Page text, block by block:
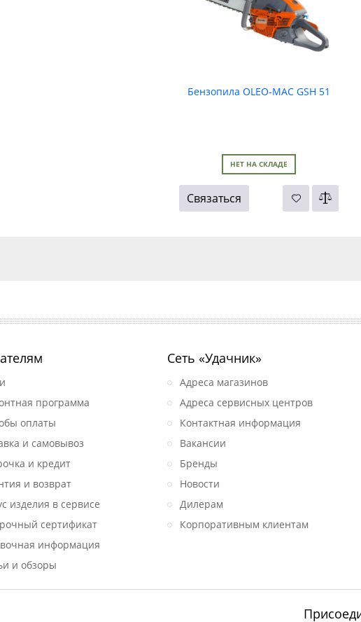
Бензопила OLEO-MAC GSH 51
НЕТ НА СКЛАДЕ
Связаться
программа
оплаты
и самовывоз
и кредит
и возврат
изделия в сервисе
сертификат
информация
и обзоры
Сеть «Удачник»
Адреса магазинов
Адреса сервисных центров
Контактная информация
Вакансии
Бренды
Новости
Дилерам
Корпоративным клиентам